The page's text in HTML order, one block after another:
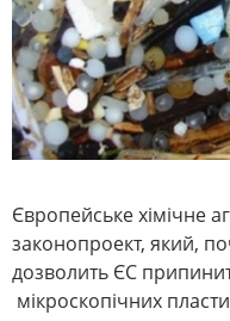
Європейське хімічне
законопроект, який,
дозволить ЄС
мікроскопічних